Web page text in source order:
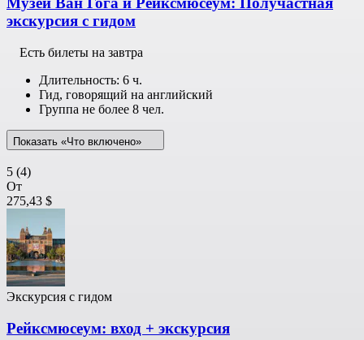
экскурсия с гидом
Есть билеты на завтра
Длительность: 6 ч.
Гид, говорящий на английский
Группа не более 8 чел.
Показать «Что включено»
5 (4)
От
275,43 $
Экскурсия с гидом
Рейксмюсеум: вход + экскурсия